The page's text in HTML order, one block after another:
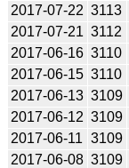
2017-07-22 3113
2017-07-21 3112
2017-06-16 3110
2017-06-15 3110
2017-06-13 3109
2017-06-12 3109
2017-06-11 3109
2017-06-08 3109